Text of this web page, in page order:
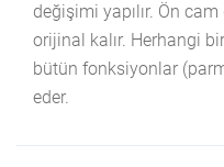
değişimi yapılır. Ön
orijinal kalır. Herhangi
bütün fonksiyonlar
eder.